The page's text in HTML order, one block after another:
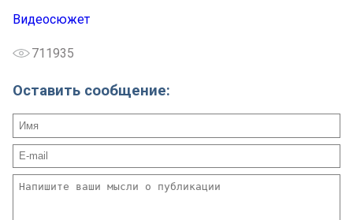
Видеосюжет
711935
Оставить сообщение: